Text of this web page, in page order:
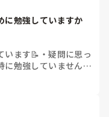
に勉強していますか
います📝 ・疑問に思っ
に勉強していません・